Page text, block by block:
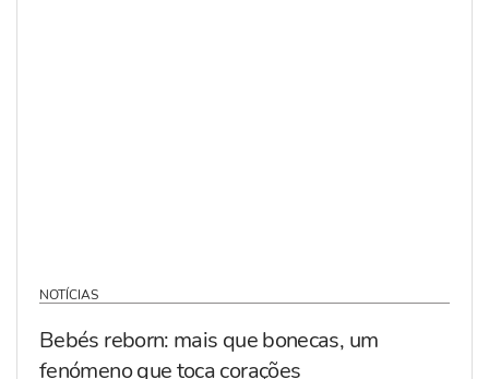
NOTÍCIAS
Bebés reborn: mais que bonecas, um
fenómeno que toca corações